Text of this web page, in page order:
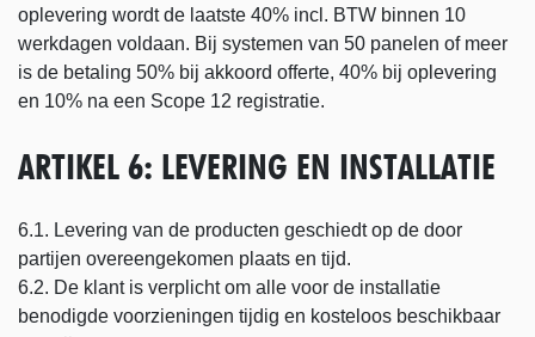
oplevering wordt de laatste 40% incl. BTW binnen 10
werkdagen voldaan. Bij systemen van 50 panelen of meer
is de betaling 50% bij akkoord offerte, 40% bij oplevering
en 10% na een Scope 12 registratie.
ARTIKEL 6: LEVERING EN INSTALLATIE
6.1. Levering van de producten geschiedt op de door
partijen overeengekomen plaats en tijd.
6.2. De klant is verplicht om alle voor de installatie
benodigde voorzieningen tijdig en kosteloos beschikbaar